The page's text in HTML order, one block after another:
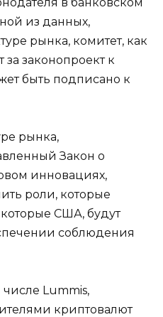
из данных,
рынка, комитет, как
за законопроект к
быть подписано к
рынка,
Закон о
инновациях,
роли, которые
США, будут
соблюдения
Lummis,
криптовалют